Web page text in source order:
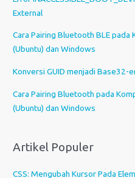
u
h
b
a
a
s
External
Cara Pairing Bluetooth BLE
(Ubuntu) dan Windows
Konversi GUID menjadi Base32-
Cara Pairing Bluetooth pada
(Ubuntu) dan Windows
Artikel Populer
CSS: Mengubah Kursor Pada